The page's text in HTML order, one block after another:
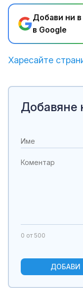
Добави ни
в Google
Харесайте
Добавяне
0 от 500
ДОБАВИ